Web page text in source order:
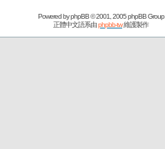
Powered byphpBB© 2001, 2005 phpBB Group
正體中文語系由phpbb-tw維護製作